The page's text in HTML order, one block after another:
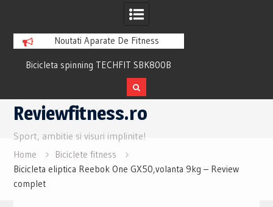
Noutati Aparate De Fitness
Bicicleta spinning TECHFIT SBK800B
Review si Pareri utile
Skip
content
Reviewfitness.ro
Sport, ambitie si visuri implinite!
Home
Biciclete fitness
Bicicleta eliptica Reebok One GX50,volanta 9kg – Review
complet